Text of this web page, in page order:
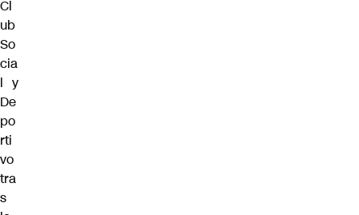
Cl
ub
So
cia
l y
De
po
rti
vo
tra
s